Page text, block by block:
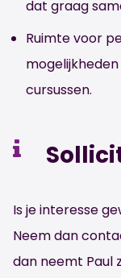
dat graag
Ruimte voor
cursussen.
Is je interesse
Neem dan
dan neemt Paul